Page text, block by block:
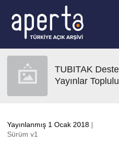
TUBITAK
Yayınlar
Yayınlanmış 1 Ocak 2018 |
Sürüm v1